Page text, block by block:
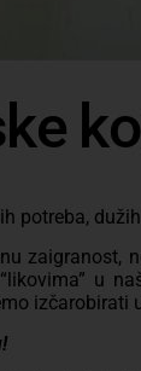
potreba,
zaigranost,
u
izčarobirati